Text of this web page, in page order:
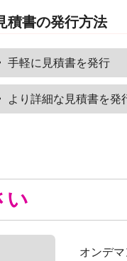
積書の発行方法
手軽に見積書を発行
より詳細な見積書を発
い
オンデマ